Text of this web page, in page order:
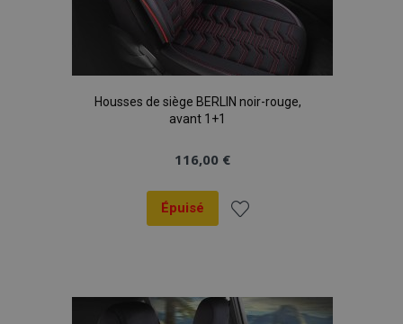
Housses de siège BERLIN noir-rouge,
avant 1+1
116,00 €
Épuisé
liste